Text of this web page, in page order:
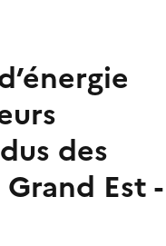
des
Est -